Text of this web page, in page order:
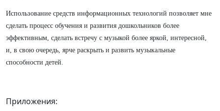
Использование средств информационных технологий позволяет мне
сделать процесс обучения и развития дошкольников более
эффективным, сделать встречу с музыкой более яркой, интересной,
и, в свою очередь, ярче раскрыть и развить музыкальные
способности детей.
Приложения: